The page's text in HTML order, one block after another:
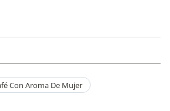
Con Aroma De Mujer